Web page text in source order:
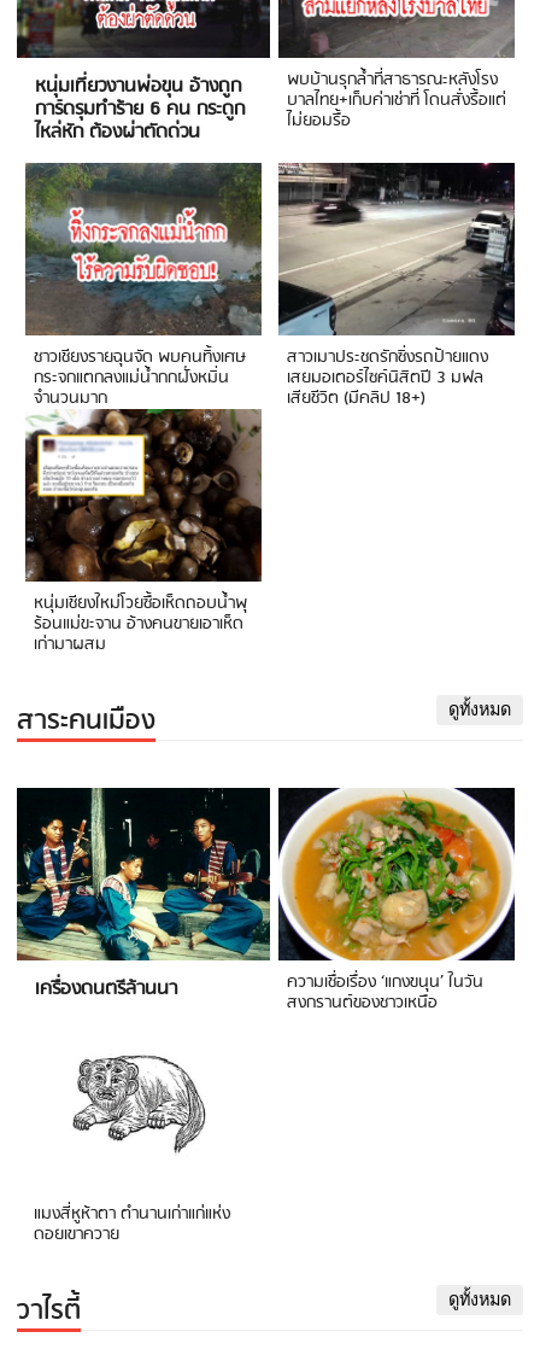
หนุ่มเที่ยวงานพ่อขุน อ้างถูก
การ์ดรุมทำร้าย 6 คน กระดูก
ไหล่หัก ต้องผ่าตัดด่วน
พบบ้านรุกล้ำที่สาธารณะหลังโรง
บาลไทย+เก็บค่าเช่าที่ โดนสั่งรื้อแต่
ไม่ยอมรื้อ
ชาวเชียงรายฉุนจัด พบคนทิ้งเศษ
กระจกแตกลงแม่น้ำกกฝั่งหมิ่น
จำนวนมาก
สาวเมาประชดรักซิ่งรถป้ายแดง
เสยมอเตอร์ไซค์นิสิตปี 3 มฟล
เสียชีวิต (มีคลิป 18+)
หนุ่มเชียงใหม่โวยซื้อเห็ดถอบน้ำพุ
ร้อนแม่ขะจาน อ้างคนขายเอาเห็ด
เก่ามาผสม
สาระคนเมือง ดูทั้งหมด
เครื่องดนตรีล้านนา ความเชื่อเรื่อง ‘แกงขนุน’ ในวัน
สงกรานต์ของชาวเหนือ
แมงสี่หูห้าตา ตำนานเก่าแก่แห่ง
ดอยเขาควาย
วาไรตี้ ดูทั้งหมด